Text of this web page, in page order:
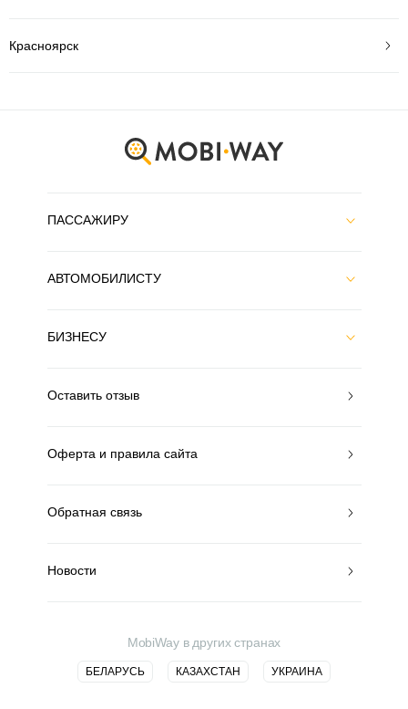
Красноярск
ПАССАЖИРУ
АВТОМОБИЛИСТУ
БИЗНЕСУ
Оставить отзыв
Оферта и правила сайта
Обратная связь
Новости
MobiWay в других странах
БЕЛАРУСЬ КАЗАХСТАН УКРАИНА